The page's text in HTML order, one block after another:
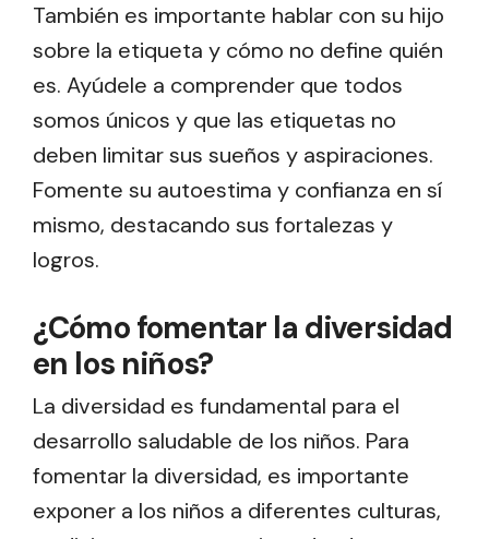
También es importante hablar con su hijo
sobre la etiqueta y cómo no define quién
es. Ayúdele a comprender que todos
somos únicos y que las etiquetas no
deben limitar sus sueños y aspiraciones.
Fomente su autoestima y confianza en sí
mismo, destacando sus fortalezas y
logros.
¿Cómo fomentar la diversidad
en los niños?
La diversidad es fundamental para el
desarrollo saludable de los niños. Para
fomentar la diversidad, es importante
exponer a los niños a diferentes culturas,